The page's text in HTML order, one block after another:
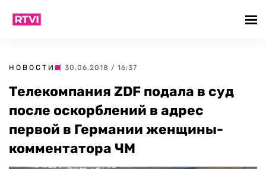
НОВОСТИ | 30.06.2018 / 16:37
Телекомпания ZDF подала в суд
после оскорблений в адрес
первой в Германии женщины-
комментатора ЧМ